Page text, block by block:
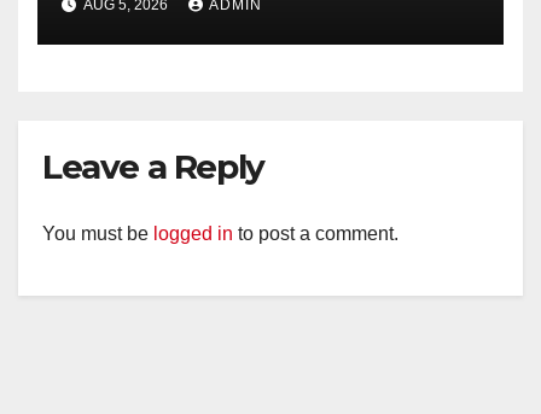
Timpik Hadiri Peringatan
HUT ke-81 Kemerdekaan RI
AUG 5, 2026 ADMIN
Leave a Reply
You must be logged in to post a comment.